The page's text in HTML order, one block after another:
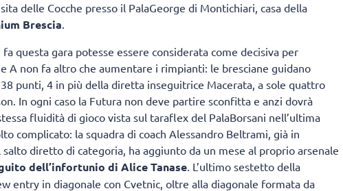
delle Cocche presso il PalaGeorge di Montichiari, casa della
Brescia.
questa gara potesse essere considerata come decisiva per
A non fa altro che aumentare i rimpianti: le bresciane guidano
punti, 4 in più della diretta inseguitrice Macerata, a sole quattro
In ogni caso la Futura non deve partire sconfitta e anzi dovrà
fluidità di gioco vista sul taraflex del PalaBorsani nell’ultima
complicato: la squadra di coach Alessandro Beltrami, già in
diretto di categoria, ha aggiunto da un mese al proprio arsenale
dell’infortunio di Alice Tanase . L’ultimo sestetto della
entry in diagonale con Cvetnic, oltre alla diagonale formata da